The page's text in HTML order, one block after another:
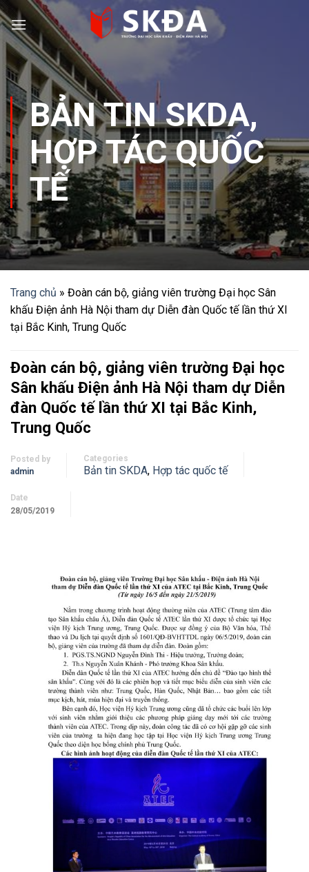
Skip
to
content
BẢN TIN SKDA,
HỢP TÁC QUỐC
TẾ
Trang chủ » Đoàn cán bộ, giảng viên trường Đại học Sân
khấu Điện ảnh Hà Nội tham dự Diễn đàn Quốc tế lần thứ XI
tại Bắc Kinh, Trung Quốc
Đoàn cán bộ, giảng viên trường Đại học
Sân khấu Điện ảnh Hà Nội tham dự Diễn
đàn Quốc tế lần thứ XI tại Bắc Kinh,
Trung Quốc
Posted by
admin
Categories
Bản tin SKDA, Hợp tác quốc tế
Date
28/05/2019